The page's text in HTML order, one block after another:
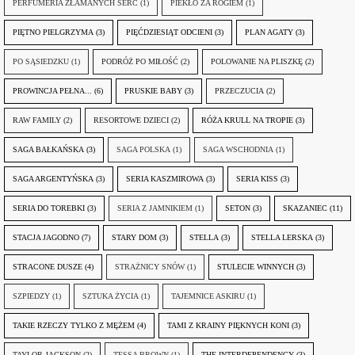
PERFUMERIA ZŁAMANYCH SERC (1) PIEKŁO ZA ROGIEM (1)
PIĘTNO PIELGRZYMA (3) PIĘĆDZIESIĄT ODCIENI (3) PLAN AGATY (3)
PO SĄSIEDZKU (1) PODRÓŻ PO MIŁOŚĆ (2) POLOWANIE NA PLISZKĘ (2)
PROWINCJA PEŁNA... (6) PRUSKIE BABY (3) PRZECZUCIA (2)
RAW FAMILY (2) RESORTOWE DZIECI (2) RÓŻA KRULL NA TROPIE (3)
SAGA BAŁKAŃSKA (3) SAGA POLSKA (1) SAGA WSCHODNIA (1)
SAGA ARGENTYŃSKA (3) SERIA KASZMIROWA (3) SERIA KISS (3)
SERIA DO TOREBKI (3) SERIA Z JAMNIKIEM (1) SETON (3) SKAZANIEC (11)
STACJA JAGODNO (7) STARY DOM (3) STELLA (3) STELLA LERSKA (3)
STRACONE DUSZE (4) STRAŻNICY SNÓW (1) STULECIE WINNYCH (3)
SZPIEDZY (1) SZTUKA ŻYCIA (1) TAJEMNICE ASKIRU (1)
TAKIE RZECZY TYLKO Z MĘŻEM (4) TAMI Z KRAINY PIĘKNYCH KONI (3)